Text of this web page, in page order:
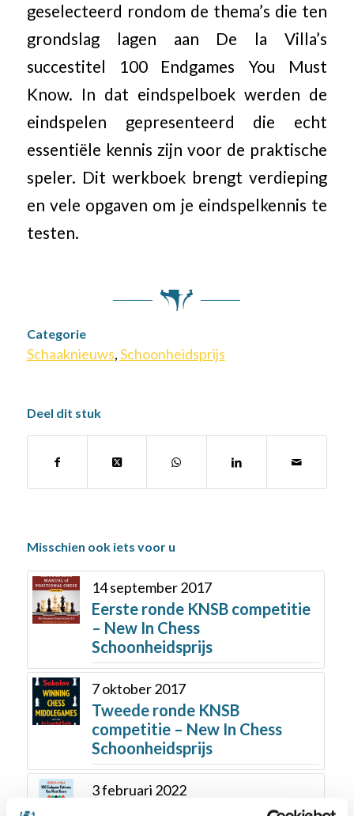
geselecteerd rondom de thema’s die ten
grondslag lagen aan De la Villa’s
succestitel 100 Endgames You Must
Know. In dat eindspelboek werden de
eindspelen gepresenteerd die echt
essentiële kennis zijn voor de praktische
speler. Dit werkboek brengt verdieping
en vele opgaven om je eindspelkennis te
testen.
Categorie
Schaaknieuws,Schoonheidsprijs
Deel dit stuk
Misschien ook iets voor u
14 september 2017
Eerste ronde KNSB competitie
– New In Chess
Schoonheidsprijs
7 oktober 2017
Tweede ronde KNSB
competitie – New In Chess
Schoonheidsprijs
3 februari 2022
KNSB competitie – New In